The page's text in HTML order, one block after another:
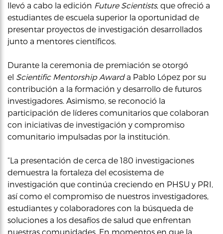
llevó a cabo la edición Future Scientists, que ofreció a
estudiantes de escuela superior la oportunidad de
presentar proyectos de investigación desarrollados
junto a mentores científicos.
Durante la ceremonia de premiación se otorgó
el Scientific Mentorship Awarda Pablo López por su
contribución a la formación y desarrollo de futuros
investigadores. Asimismo, se reconoció la
participación de líderes comunitarios que colaboran
con iniciativas de investigación y compromiso
comunitario impulsadas por la institución.
“La presentación de cerca de 180 investigaciones
demuestra la fortaleza del ecosistema de
investigación que continúa creciendo en PHSU y PRI,
así como el compromiso de nuestros investigadores,
estudiantes y colaboradores con la búsqueda de
soluciones a los desafíos de salud que enfrentan
nuestras comunidades. En momentos en que la